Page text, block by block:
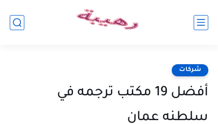
شركات
أفضل 19 مكتب ترجمه في
سلطنه عمان